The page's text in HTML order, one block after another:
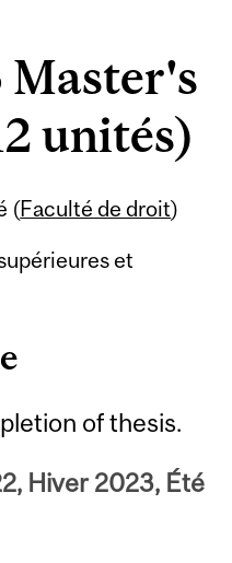
Master's
unités)
(Faculté de droit)
et
of thesis.
Hiver 2023, Été